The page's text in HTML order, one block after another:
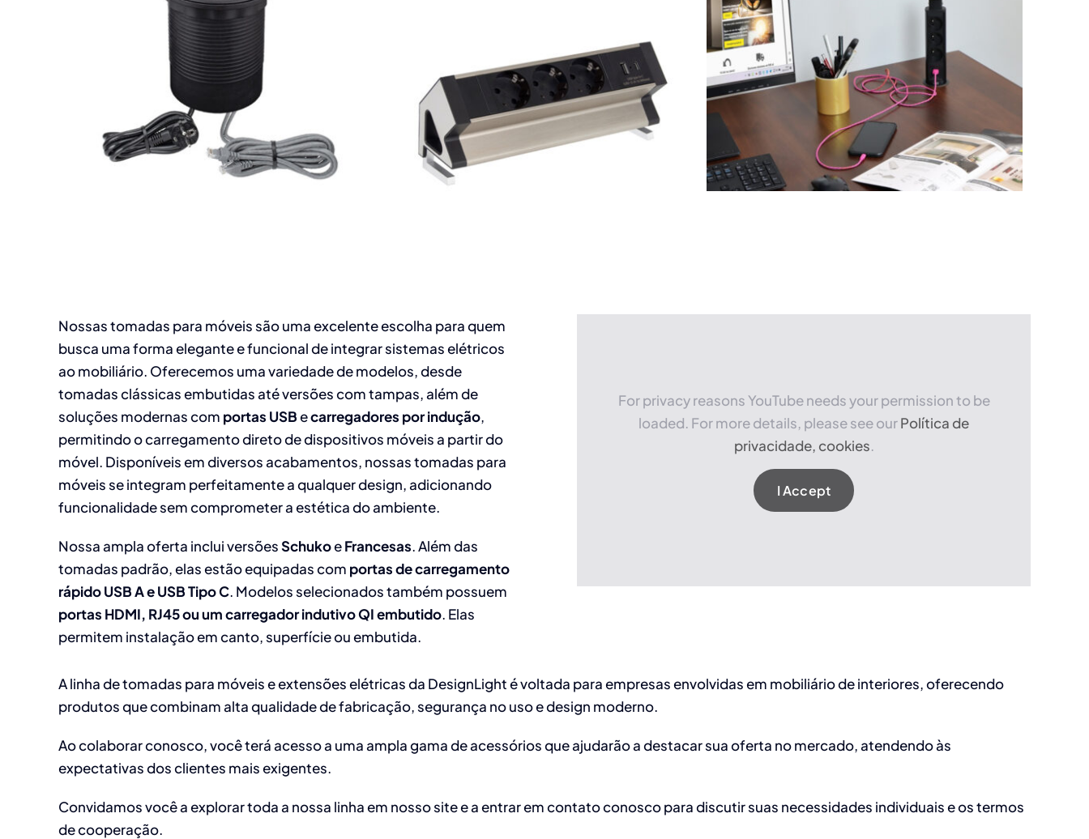
Nossas tomadas para móveis são uma excelente escolha para quem
busca uma forma elegante e funcional de integrar sistemas elétricos
ao mobiliário. Oferecemos uma variedade de modelos, desde
tomadas clássicas embutidas até versões com tampas, além de
soluções modernas com portas USBecarregadores por indução,
permitindo o carregamento direto de dispositivos móveis a partir do
móvel. Disponíveis em diversos acabamentos, nossas tomadas para
móveis se integram perfeitamente a qualquer design, adicionando
funcionalidade sem comprometer a estética do ambiente.
Nossa ampla oferta inclui versõesSchukoeFrancesas. Além das
tomadas padrão, elas estão equipadas com portas de carregamento
rápido USB A e USB Tipo C. Modelos selecionados também possuem
portas HDMI, RJ45 ou um carregador indutivo QI embutido. Elas
permitem instalação em canto, superfície ou embutida.
For privacy reasons YouTube needs your permission to be
loaded. For more details, please see ourPolítica de
privacidade, cookies.
I Accept
A linha de tomadas para móveis e extensões elétricas da DesignLight é voltada para empresas envolvidas em mobiliário de interiores, oferecendo
produtos que combinam alta qualidade de fabricação, segurança no uso e design moderno.
Ao colaborar conosco, você terá acesso a uma ampla gama de acessórios que ajudarão a destacar sua oferta no mercado, atendendo às
expectativas dos clientes mais exigentes.
Convidamos você a explorar toda a nossa linha em nosso site e a entrar em contato conosco para discutir suas necessidades individuais e os termos
de cooperação.